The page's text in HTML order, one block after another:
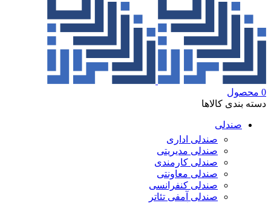
0 محصول
دسته بندی کالاها
صندلی
صندلی اداری
صندلی مدیریتی
صندلی کارمندی
صندلی معاونتی
صندلی کنفرانسی
صندلی آمفی تئاتر